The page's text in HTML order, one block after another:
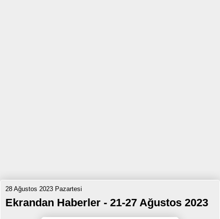
28 Ağustos 2023 Pazartesi
Ekrandan Haberler - 21-27 Ağustos 2023